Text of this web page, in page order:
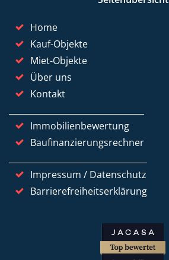
Home
Kauf-Objekte
Miet-Objekte
Über uns
Kontakt
Immobilienbewertung
Baufinanzierungsrechner
Impressum / Datenschutz
Barrierefreiheitserklärung